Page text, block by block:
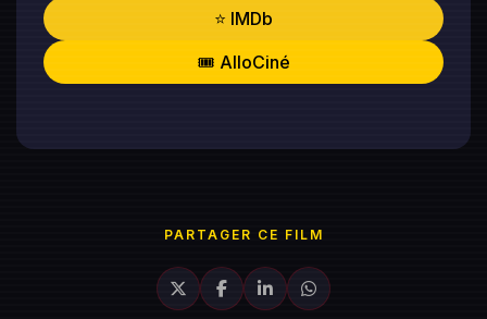
⭐ IMDb
🎟️ AlloCiné
PARTAGER CE FILM